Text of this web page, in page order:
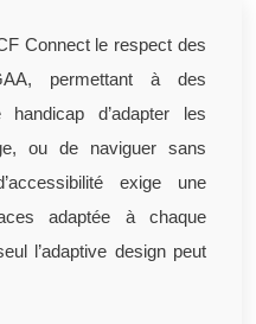
Connect le respect des
permettant à des
d’adapter les
ou de naviguer sans
exige une
adaptée à chaque
l’adaptive design peut